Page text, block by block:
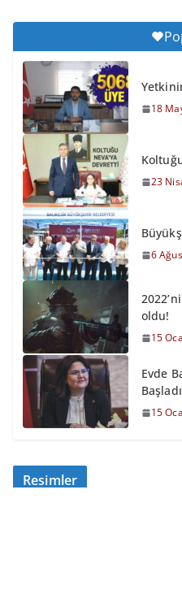
18
23
6
oldu!
15
Evde
Başladı
15
Resimler